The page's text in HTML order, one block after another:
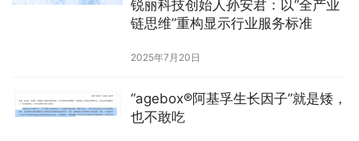
锐丽科技创始人孙安君：以“全产业
链思维”重构显示行业服务标准
2025年7月20日
“agebox®阿基孚生长因子”就是矮，
也不敢吃